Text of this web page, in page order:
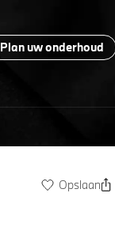
Plan uw onderhoud
Opslaan